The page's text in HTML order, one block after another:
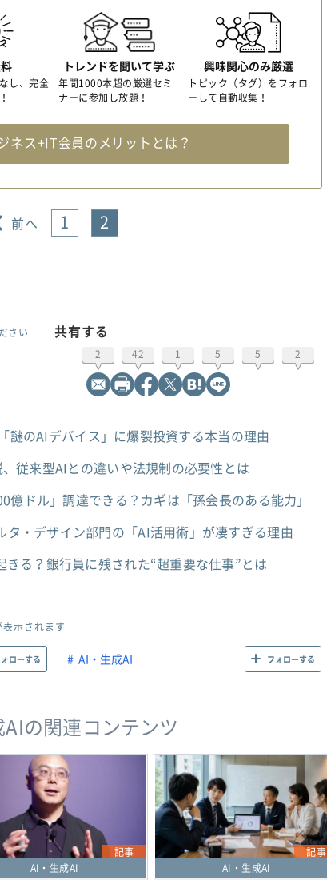
し、完全
トレンドを聞いて学ぶ
年間1000本超の厳選セミ
ナーに参加し放題！
興味関心のみ厳選
トピック（タグ）をフォロ
ーして自動収集！
ネス+IT会員のメリットとは？
前へ 1 2
さい
共有する
2 42 1 5 5 2
のAIデバイス」に爆裂投資する本当の理由
従来型AIとの違いや法規制の必要性とは
ドル」調達できる？カギは「孫会長のある能力」
・デザイン部門の「AI活用術」が凄すぎる理由
る？銀行員に残された“超重要な仕事”とは
示されます
ローする AI・生成AI フォローする
の関連コンテンツ
記事
AI・生成AI
記事
AI・生成AI